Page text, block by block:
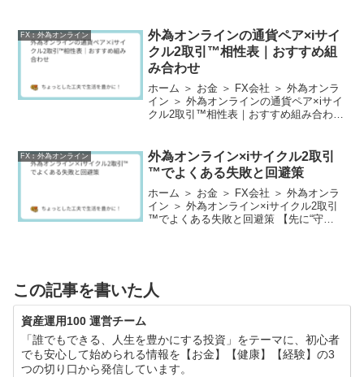
口座×iサイクル2取引™は、コストをか...
FX︰外為オンライン
外為オンラインの通貨ペア×iサイ
クル2取引™相性表｜おすすめ組
み合わせ
ホーム ＞ お金 ＞ FX会社 ＞ 外為オンラ
イン ＞ 外為オンラインの通貨ペア×iサイ
クル2取引™相性表｜おすすめ組み合わせ
べばiサイクル2取引™と相性が良い...
FX︰外為オンライン
外為オンライン×iサイクル2取引
™でよくある失敗と回避策
ホーム ＞ お金 ＞ FX会社 ＞ 外為オンラ
イン ＞ 外為オンライン×iサイクル2取引
™でよくある失敗と回避策 【先に“守
この記事を書いた人
資産運用100 運営チーム
「誰でもできる、人生を豊かにする投資」をテーマに、初心者
でも安心して始められる情報を【お金】【健康】【経験】の3
つの切り口から発信しています。